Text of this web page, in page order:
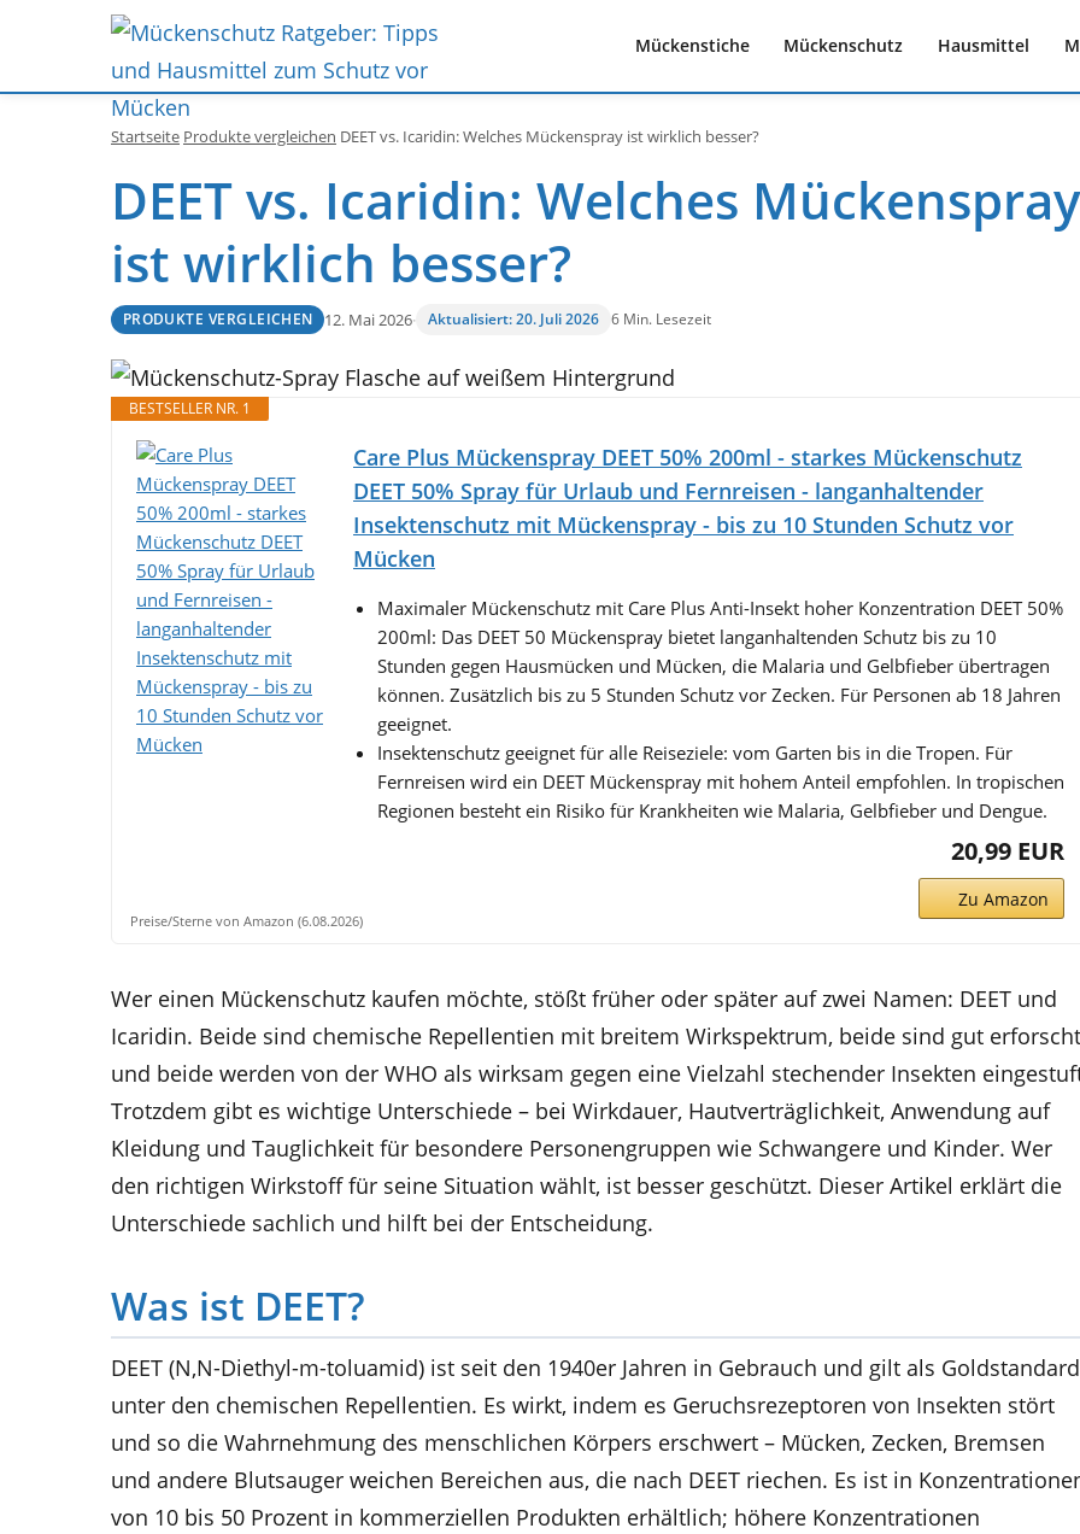
Mückenstiche Mückenschutz Hausmittel
Startseite Produkte vergleichen DEET vs. Icaridin: Welches Mückenspray ist wirklich besser?
DEET vs. Icaridin: Welches Mückenspray
ist wirklich besser?
PRODUKTE VERGLEICHEN 12. Mai 2026· Aktualisiert: 20. Juli 2026 6 Min. Lesezeit
BESTSELLER NR. 1
Care Plus Mückenspray DEET 50% 200ml - starkes Mückenschutz
DEET 50% Spray für Urlaub und Fernreisen - langanhaltender
Insektenschutz mit Mückenspray - bis zu 10 Stunden Schutz vor
Mücken
Maximaler Mückenschutz mit Care Plus Anti-Insekt hoher Konzentration DEET 50%
200ml: Das DEET 50 Mückenspray bietet langanhaltenden Schutz bis zu 10
Stunden gegen Hausmücken und Mücken, die Malaria und Gelbfieber übertragen
können. Zusätzlich bis zu 5 Stunden Schutz vor Zecken. Für Personen ab 18 Jahren
geeignet.
Insektenschutz geeignet für alle Reiseziele: vom Garten bis in die Tropen. Für
Fernreisen wird ein DEET Mückenspray mit hohem Anteil empfohlen. In tropischen
Regionen besteht ein Risiko für Krankheiten wie Malaria, Gelbfieber und Dengue.
20,99 EUR
Zu Amazon
Preise/Sterne von Amazon (6.08.2026)
Wer einen Mückenschutz kaufen möchte, stößt früher oder später auf zwei Namen: DEET und
Icaridin. Beide sind chemische Repellentien mit breitem Wirkspektrum, beide sind gut
und beide werden von der WHO als wirksam gegen eine Vielzahl stechender Insekten
Trotzdem gibt es wichtige Unterschiede – bei Wirkdauer, Hautverträglichkeit, Anwendung auf
Kleidung und Tauglichkeit für besondere Personengruppen wie Schwangere und Kinder. Wer
den richtigen Wirkstoff für seine Situation wählt, ist besser geschützt. Dieser Artikel erklärt die
Unterschiede sachlich und hilft bei der Entscheidung.
Was ist DEET?
DEET (N,N-Diethyl-m-toluamid) ist seit den 1940er Jahren in Gebrauch und gilt als Goldstandard
unter den chemischen Repellentien. Es wirkt, indem es Geruchsrezeptoren von Insekten stört
und so die Wahrnehmung des menschlichen Körpers erschwert – Mücken, Zecken, Bremsen
und andere Blutsauger weichen Bereichen aus, die nach DEET riechen. Es ist in
von 10 bis 50 Prozent in kommerziellen Produkten erhältlich; höhere Konzentrationen